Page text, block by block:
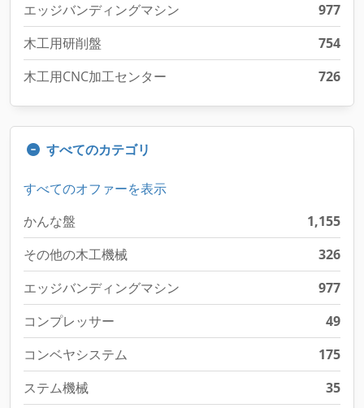
エッジバンディングマシン
977
木工用研削盤
754
木工用CNC加工センター
726
すべてのカテゴリ
すべてのオファーを表示
かんな盤
1,155
その他の木工機械
326
エッジバンディングマシン
977
コンプレッサー
49
コンベヤシステム
175
ステム機械
35